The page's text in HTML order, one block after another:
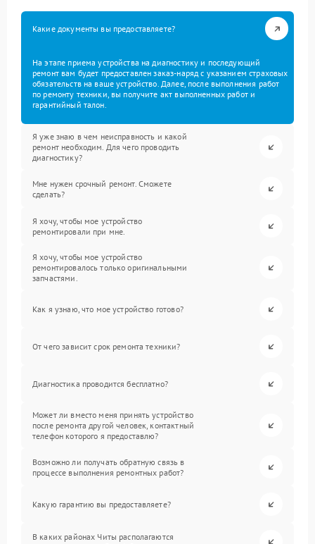
Какие документы вы предоставляете?
На этапе приема устройства на диагностику и последующий
ремонт вам будет предоставлен заказ-наряд с указанием страховых
обязательств на ваше устройство. Далее, после выполнения работ
по ремонту техники, вы получите акт выполненных работ и
гарантийный талон.
Я уже знаю в чем неисправность и какой
ремонт необходим. Для чего проводить
диагностику?
Мне нужен срочный ремонт. Сможете
сделать?
Я хочу, чтобы мое устройство
ремонтировали при мне.
Я хочу, чтобы мое устройство
ремонтировалось только оригинальными
запчастями.
Как я узнаю, что мое устройство готово?
От чего зависит срок ремонта техники?
Диагностика проводится бесплатно?
Может ли вместо меня принять устройство
после ремонта другой человек, контактный
телефон которого я предоставлю?
Возможно ли получать обратную связь в
процессе выполнения ремонтных работ?
Какую гарантию вы предоставляете?
В каких районах Читы располагаются